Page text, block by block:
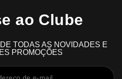
ao Clube
TODAS AS NOVIDADES E
PROMOÇÕES